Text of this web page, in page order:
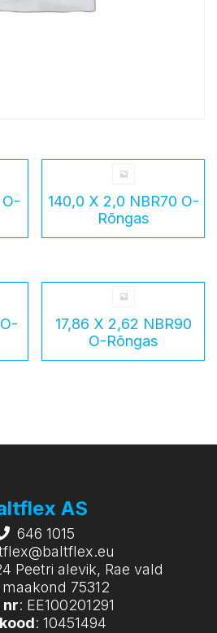
O-
140,0 X 2,0 NBR70 O-
Rõngas
17,86 X 2,62 NBR90
O-Rõngas
AS
646 1015
Peetri alevik, Rae vald
75312
nr: EE100201291
: 10451494